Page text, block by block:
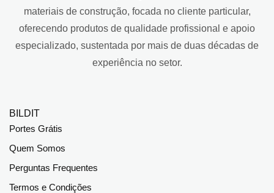
materiais de construção, focada no cliente particular,
oferecendo produtos de qualidade profissional e apoio
especializado, sustentada por mais de duas décadas de
experiência no setor.
BILDIT
Portes Grátis
Quem Somos
Perguntas Frequentes
Termos e Condições